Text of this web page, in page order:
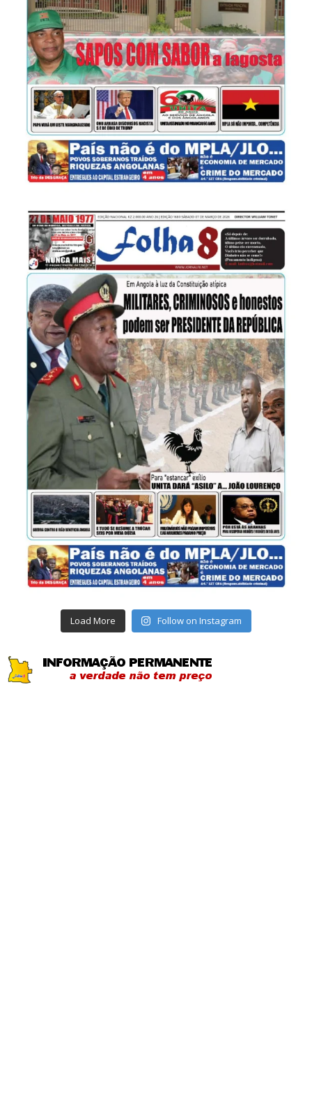
Load More Follow on Instagram